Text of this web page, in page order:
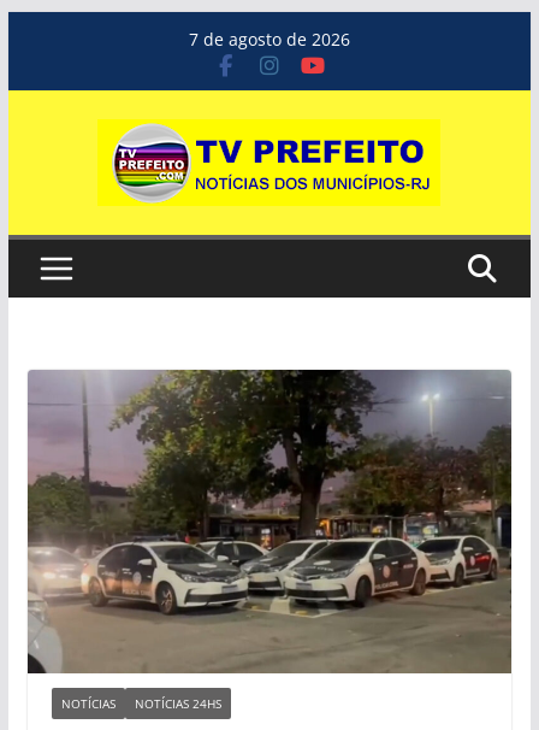
o
7 de agosto de 2026
NOTÍCIAS NOTÍCIAS 24HS